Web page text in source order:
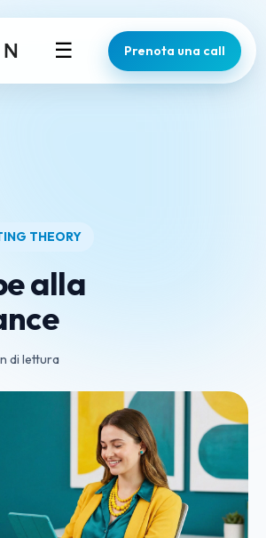
☰ Prenota una call
THEORY
alla
di lettura